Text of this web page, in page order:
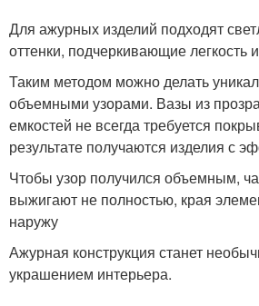
Для ажурных изделий подходят
оттенки, подчеркивающие легкость
Таким методом можно делать
объемными узорами. Вазы из
емкостей не всегда требуется
результате получаются изделия с
Чтобы узор получился объемным,
выжигают не полностью, края
наружу
Ажурная конструкция станет
украшением интерьера.